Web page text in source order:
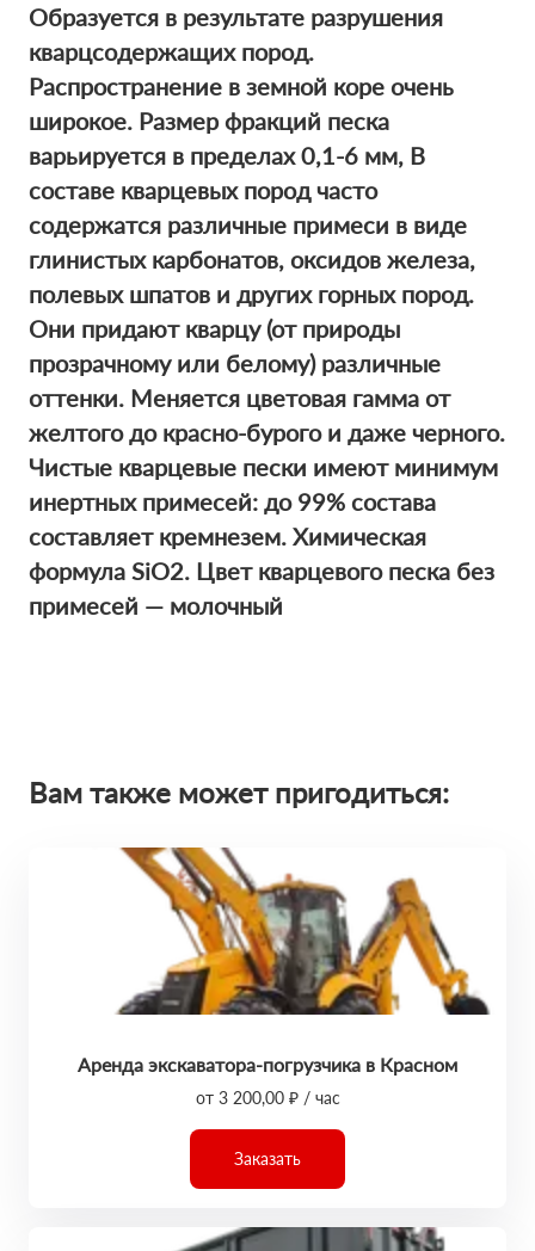
Образуется в результате разрушения
кварцсодержащих пород.
Распространение в земной коре очень
широкое. Размер фракций песка
варьируется в пределах 0,1-6 мм, В
составе кварцевых пород часто
содержатся различные примеси в виде
глинистых карбонатов, оксидов железа,
полевых шпатов и других горных пород.
Они придают кварцу (от природы
прозрачному или белому) различные
оттенки. Меняется цветовая гамма от
желтого до красно-бурого и даже черного.
Чистые кварцевые пески имеют минимум
инертных примесей: до 99% состава
составляет кремнезем. Химическая
формула SiO2. Цвет кварцевого песка без
примесей — молочный
Вам также может пригодиться:
Аренда экскаватора-погрузчика в Красном
от 3 200,00 ₽ / час
Заказать